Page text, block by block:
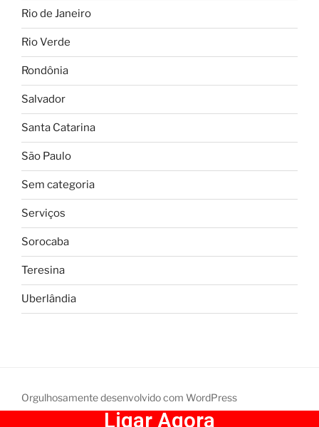
Ligar Agora
Rio de Janeiro
Rio Verde
Rondônia
Salvador
Santa Catarina
São Paulo
Sem categoria
Serviços
Sorocaba
Teresina
Uberlândia
Orgulhosamente desenvolvido com WordPress